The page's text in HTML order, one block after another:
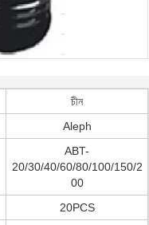
চীন
Aleph
ABT-
20/30/40/60/80/100/150/2
00
20PCS